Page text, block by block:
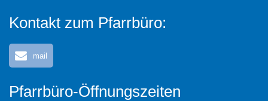
Kontakt zum Pfarrbüro:
mail
Pfarrbüro-Öffnungszeiten